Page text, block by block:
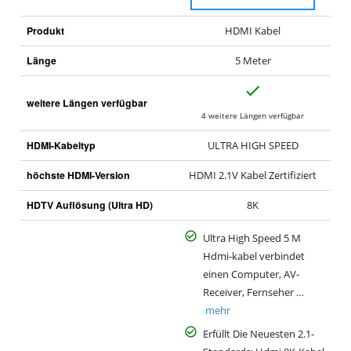
Produkt HDMI Kabel
Länge 5 Meter
weitere Längen verfügbar
4 weitere Längen verfügbar
HDMI-Kabeltyp ULTRA HIGH SPEED
höchste HDMI-Version HDMI 2.1V Kabel Zertifiziert
HDTV Auflösung (Ultra HD) 8K
Ultra High Speed 5 M
Hdmi-kabel verbindet
einen Computer, AV-
Receiver, Fernseher …
mehr
Erfüllt Die Neuesten 2.1-